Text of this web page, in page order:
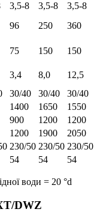
3,5-8 3,5-8
3,5-8
96 250
360
75 150
150
3,4 8,0
12,5
30/40 30/40
30/40
1400 1650
1550
900 1200
1200
1200 1900
2050
230/50 230/50 230/50
54 54 54
води = 20 °d
DWZ